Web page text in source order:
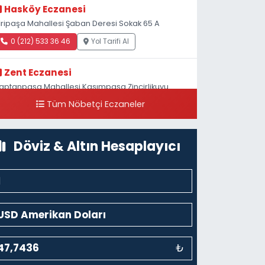
Hasköy Eczanesi
Mahallesi Şaban Deresi Sokak 65 A
0 (212) 533 36 46 Yol Tarifi Al
Zent Eczanesi
Mahallesi Kasımpaşa Zincirlikuyu
Tüm Nöbetçi Eczaneler
Döviz & Altın Hesaplayıcı
₺